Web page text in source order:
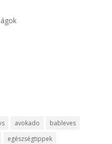
avokado
bableves
egészségtippek